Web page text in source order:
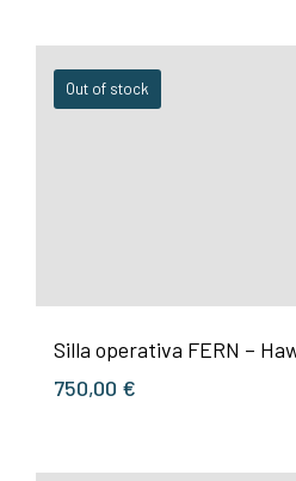
Out of stock
Silla operativa FERN –
750,00 €